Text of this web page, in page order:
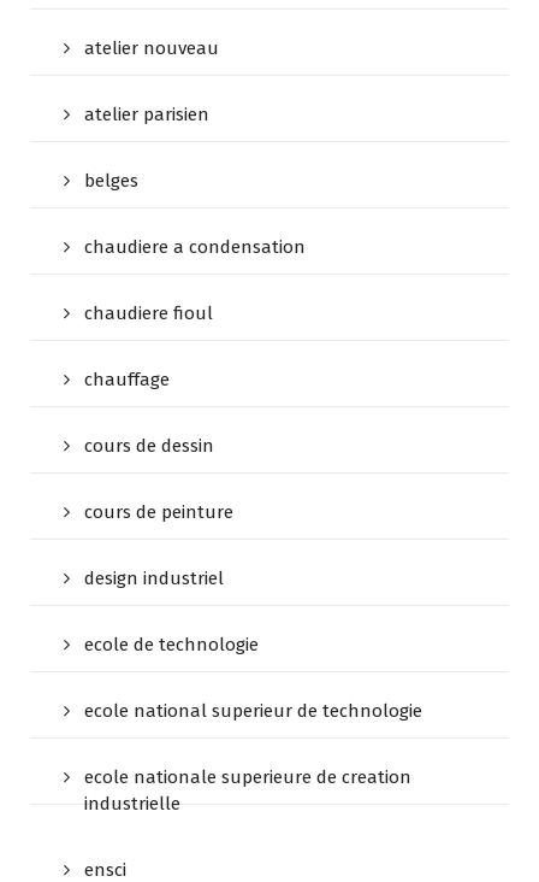
atelier nouveau
atelier parisien
belges
chaudiere a condensation
chaudiere fioul
chauffage
cours de dessin
cours de peinture
design industriel
ecole de technologie
ecole national superieur de technologie
ecole nationale superieure de creation
industrielle
ensci